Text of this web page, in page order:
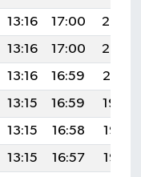
13:16 17:00
20:03
13:16 17:00
20:02
13:16 16:59
20:01
13:15 16:59
19:59
13:15 16:58
19:58
13:15 16:57
19:57